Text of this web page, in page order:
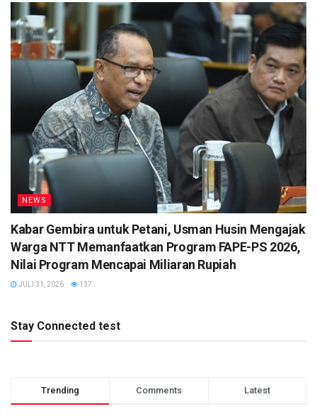
NEWS
Kabar Gembira untuk Petani, Usman Husin Mengajak
Warga NTT Memanfaatkan Program FAPE-PS 2026,
Nilai Program Mencapai Miliaran Rupiah
JULI 31, 2026 137
Stay Connected test
Trending Comments Latest